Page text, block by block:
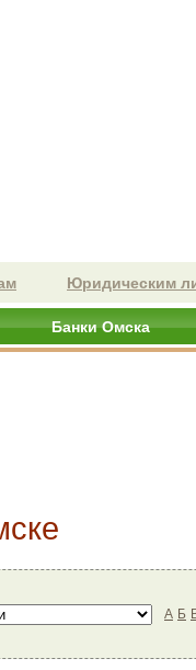
Юридическим
Банки Омска
А Б